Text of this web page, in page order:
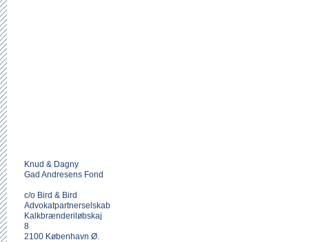
Knud & Dagny
Gad Andresens Fond
c/o Bird & Bird
Advokatpartnerselskab
Kalkbrænderiløbskaj
8
2100 København Ø.